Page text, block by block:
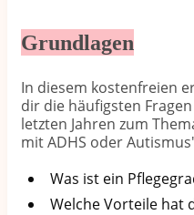
Grundlagen
In diesem kostenfreien
dir die häufigsten
letzten Jahren zum
mit ADHS oder
Was ist ein
Welche Vorteile hat